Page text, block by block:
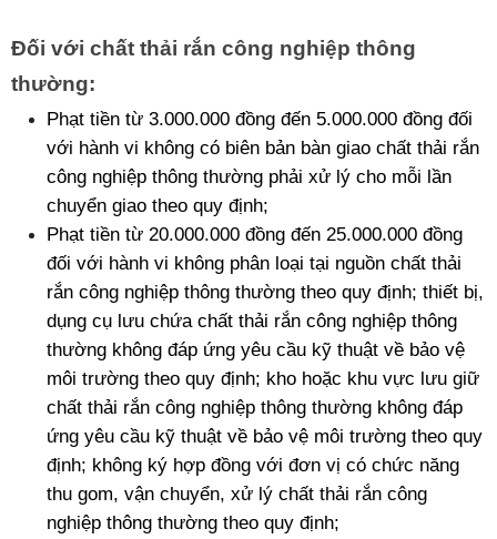
Đối với chất thải rắn công nghiệp thông
thường:
Phạt tiền từ 3.000.000 đồng đến 5.000.000 đồng đối
với hành vi không có biên bản bàn giao chất thải rắn
công nghiệp thông thường phải xử lý cho mỗi lần
chuyển giao theo quy định;
Phạt tiền từ 20.000.000 đồng đến 25.000.000 đồng
đối với hành vi không phân loại tại nguồn chất thải
rắn công nghiệp thông thường theo quy định; thiết bị,
dụng cụ lưu chứa chất thải rắn công nghiệp thông
thường không đáp ứng yêu cầu kỹ thuật về bảo vệ
môi trường theo quy định; kho hoặc khu vực lưu giữ
chất thải rắn công nghiệp thông thường không đáp
ứng yêu cầu kỹ thuật về bảo vệ môi trường theo quy
định; không ký hợp đồng với đơn vị có chức năng
thu gom, vận chuyển, xử lý chất thải rắn công
nghiệp thông thường theo quy định;